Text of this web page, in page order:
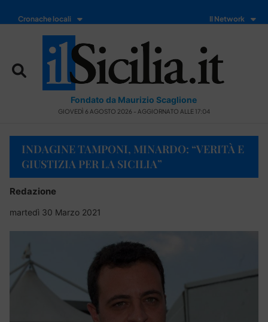
Cronache locali Il Network
Fondato da Maurizio Scaglione
GIOVEDÌ 6 AGOSTO 2026 - AGGIORNATO ALLE 17:04
INDAGINE TAMPONI, MINARDO: “VERITÀ E
GIUSTIZIA PER LA SICILIA”
Redazione
martedì 30 Marzo 2021